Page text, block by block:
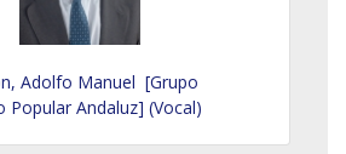
Adolfo Manuel [Grupo
Popular Andaluz] (Vocal)